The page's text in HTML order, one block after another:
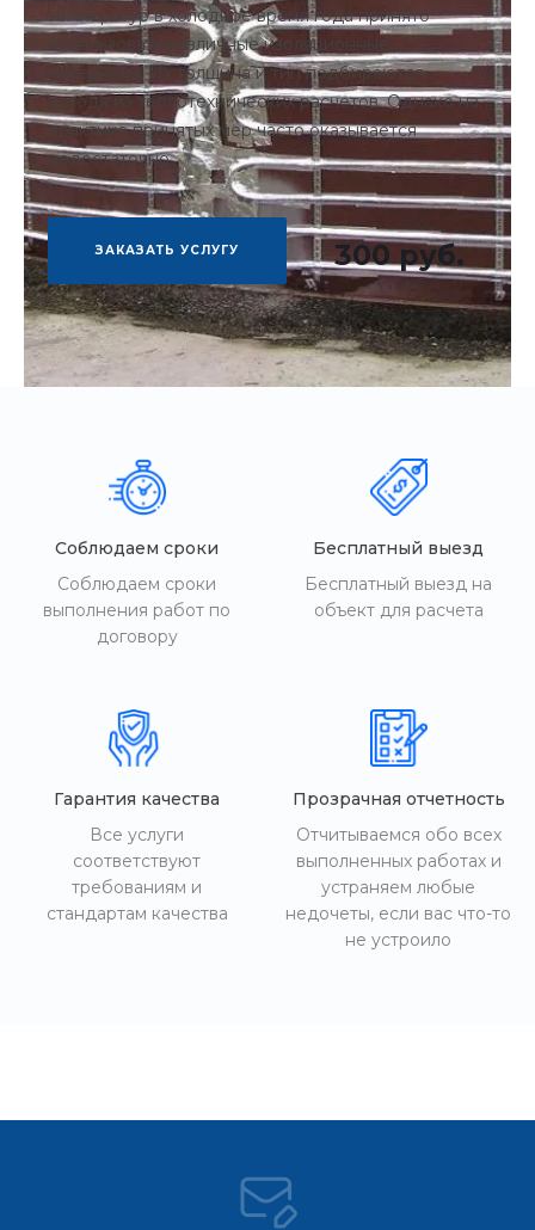
температур в холодное время года принято
использовать различные изоляционные
материалы. Их толщина и тип подбираются
исходя из теплотехнических расчетов. Однако на
практике принятых мер часто оказывается
недостаточно.
ЗАКАЗАТЬ УСЛУГУ 300 руб.
Соблюдаем сроки
Соблюдаем сроки
выполнения работ по
договору
Бесплатный выезд
Бесплатный выезд на
объект для расчета
Гарантия качества
Все услуги
соответствуют
требованиям и
стандартам качества
Прозрачная отчетность
Отчитываемся обо всех
выполненных работах и
устраняем любые
недочеты, если вас что-то
не устроило